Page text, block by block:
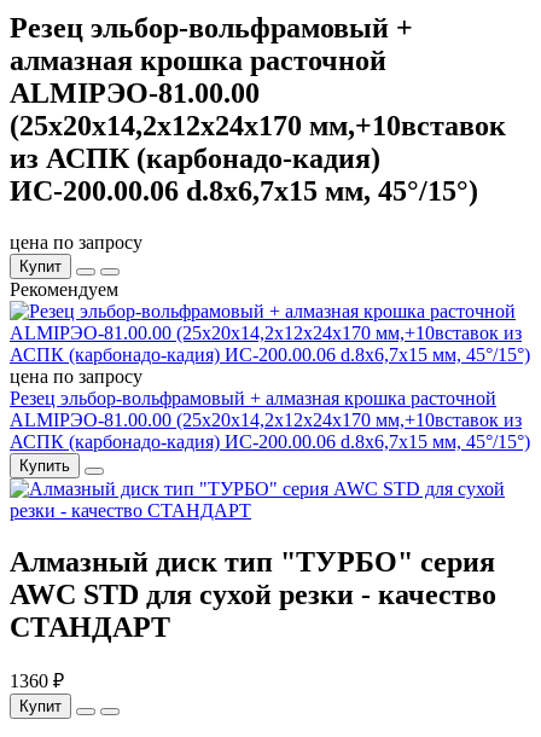
Резец эльбор-вольфрамовый +
алмазная крошка расточной
ALMIРЭО-81.00.00
(25х20х14,2х12х24х170 мм,+10вставок
из АСПК (карбонадо-кадия)
ИС-200.00.06 d.8х6,7х15 мм, 45°/15°)
цена по запросу
Купит
Рекомендуем
цена по запросу
Резец эльбор-вольфрамовый + алмазная крошка расточной
ALMIРЭО-81.00.00 (25х20х14,2х12х24х170 мм,+10вставок из
АСПК (карбонадо-кадия) ИС-200.00.06 d.8х6,7х15 мм, 45°/15°)
Купить
Алмазный диск тип "ТУРБО" серия
AWC STD для сухой резки - качество
СТАНДАРТ
1360 ₽
Купит